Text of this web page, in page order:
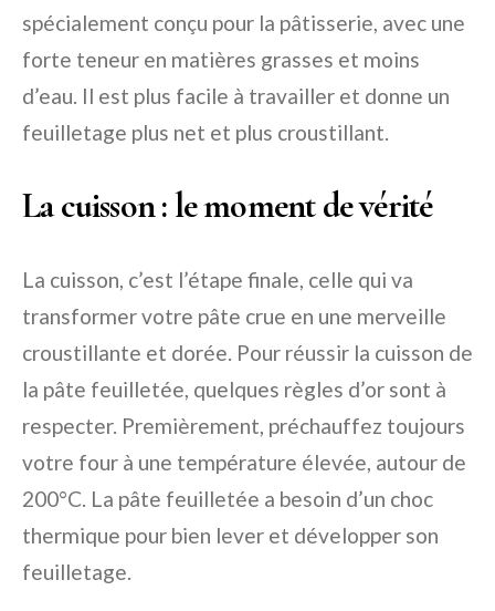
spécialement conçu pour la pâtisserie, avec une
forte teneur en matières grasses et moins
d’eau. Il est plus facile à travailler et donne un
feuilletage plus net et plus croustillant.
La cuisson : le moment de vérité
La cuisson, c’est l’étape finale, celle qui va
transformer votre pâte crue en une merveille
croustillante et dorée. Pour réussir la cuisson de
la pâte feuilletée, quelques règles d’or sont à
respecter. Premièrement, préchauffez toujours
votre four à une température élevée, autour de
200°C. La pâte feuilletée a besoin d’un choc
thermique pour bien lever et développer son
feuilletage.